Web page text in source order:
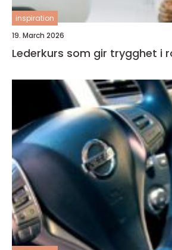
inspiration
19. March 2026
Lederkurs som gir trygghet i